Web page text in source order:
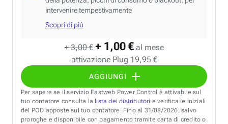
+ 3,00 € + 1,00 € al mese
attivazione Plug 19,95 €
AGGIUNGI
intervenire tempestivamente
Scopri di più
Per sapere se il servizio Fastweb Power Control è attivabile sul
tuo contatore consulta la lista dei distributori e verifica le iniziali
del POD apposte sul tuo contatore. Fino al 31/08/2026, salvo
proroghe e disponibile con pagamento tramite carta di credito o